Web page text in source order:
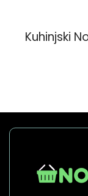
Kuhinjski